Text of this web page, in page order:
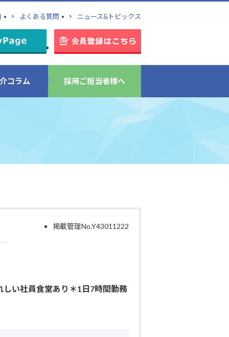
よくある質問 ニュース&トピックス
コラム 採用ご担当者様へ
掲載管理No.Y43011222
い社員食堂あり＊1日7時間勤務